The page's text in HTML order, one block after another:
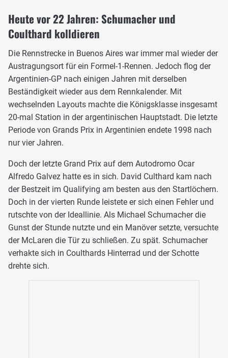
Heute vor 22 Jahren: Schumacher und
Coulthard kolldieren
Die Rennstrecke in Buenos Aires war immer mal wieder der
Austragungsort für ein Formel-1-Rennen. Jedoch flog der
Argentinien-GP nach einigen Jahren mit derselben
Beständigkeit wieder aus dem Rennkalender. Mit
wechselnden Layouts machte die Königsklasse insgesamt
20-mal Station in der argentinischen Hauptstadt. Die letzte
Periode von Grands Prix in Argentinien endete 1998 nach
nur vier Jahren.
Doch der letzte Grand Prix auf dem Autodromo Ocar
Alfredo Galvez hatte es in sich. David Culthard kam nach
der Bestzeit im Qualifying am besten aus den Startlöchern.
Doch in der vierten Runde leistete er sich einen Fehler und
rutschte von der Ideallinie. Als Michael Schumacher die
Gunst der Stunde nutzte und ein Manöver setzte, versuchte
der McLaren die Tür zu schließen. Zu spät. Schumacher
verhakte sich in Coulthards Hinterrad und der Schotte
drehte sich.